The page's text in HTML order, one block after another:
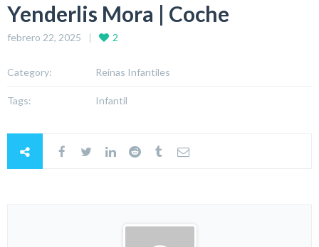
Yenderlis Mora | Coche
febrero 22, 2025 2
Category: Reinas Infantiles
Tags: Infantil